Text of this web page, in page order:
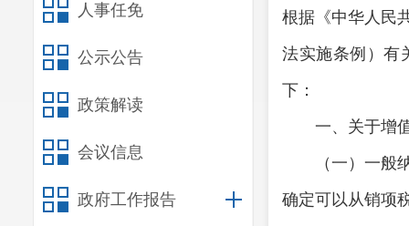
人事任免
公示公告
政策解读
会议信息
政府工作报告
根据《中华人民
法实施条例）有
下：
一、关于增
（一）一般纳
确定可以从销项